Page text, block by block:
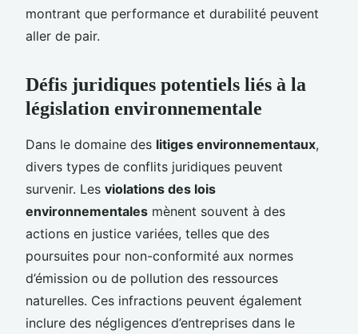
montrant que performance et durabilité peuvent
aller de pair.
Défis juridiques potentiels liés à la
législation environnementale
Dans le domaine des litiges environnementaux,
divers types de conflits juridiques peuvent
survenir. Les violations des lois
environnementales mènent souvent à des
actions en justice variées, telles que des
poursuites pour non-conformité aux normes
d’émission ou de pollution des ressources
naturelles. Ces infractions peuvent également
inclure des négligences d’entreprises dans le